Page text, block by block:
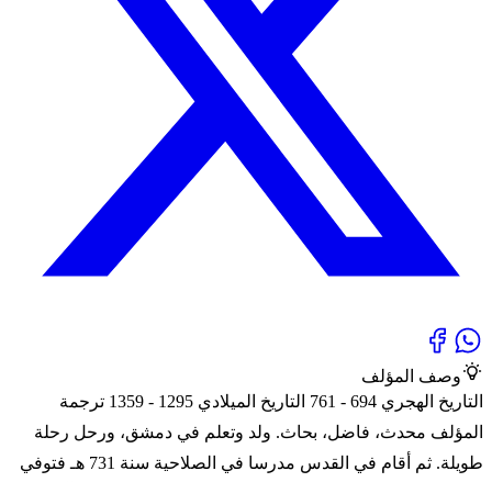
وصف المؤلف
التاريخ الهجري 694 - 761 التاريخ الميلادي 1295 - 1359 ترجمة
المؤلف محدث، فاضل، بحاث. ولد وتعلم في دمشق، ورحل رحلة
طويلة. ثم أقام في القدس مدرسا في الصلاحية سنة 731 هـ فتوفي